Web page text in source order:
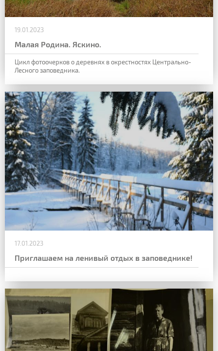
19.01.2023
Малая Родина. Яскино.
Цикл фотоочерков о деревнях в окрестностях Центрально-
Лесного заповедника.
17.01.2023
Приглашаем на ленивый отдых в заповеднике!